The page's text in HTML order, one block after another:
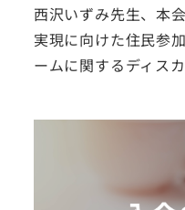
西沢いずみ先生、本
実現に向けた住民参
ームに関するディス